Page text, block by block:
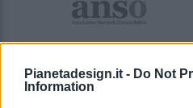
Pianetadesign.it - Do Not
Information